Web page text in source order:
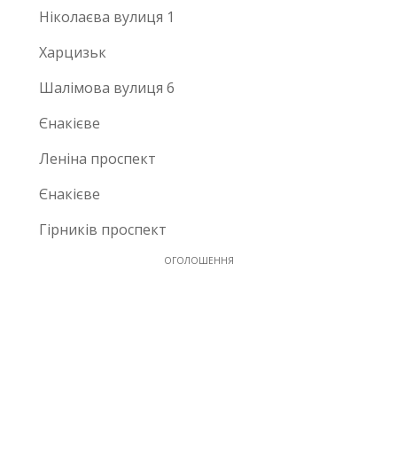
Ніколаєва вулиця 1
Харцизьк
Шалімова вулиця 6
Єнакієве
Леніна проспект
Єнакієве
Гірників проспект
ОГОЛОШЕННЯ